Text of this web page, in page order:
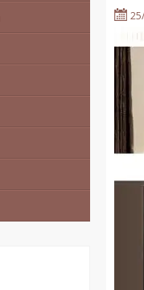
25/